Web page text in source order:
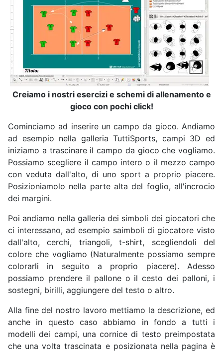
Creiamo i nostri esercizi e schemi di allenamento e
gioco con pochi click!
Cominciamo ad inserire un campo da gioco. Andiamo
ad esempio nella galleria TuttiSports, campi 3D ed
iniziamo a trascinare il campo da gioco che vogliamo.
Possiamo scegliere il campo intero o il mezzo campo
con veduta dall'alto, di uno sport a proprio piacere.
Posizioniamolo nella parte alta del foglio, all'incrocio
dei margini.
Poi andiamo nella galleria dei simboli dei giocatori che
ci interessano, ad esempio saimboli di giocatore visto
dall'alto, cerchi, triangoli, t-shirt, scegliendoli del
colore che vogliamo (Naturalmente possiamo sempre
colorarli in seguito a proprio piacere). Adesso
possiamo prendere il pallone o il cesto dei palloni, i
sostegni, birilli, aggiungere del testo o altro.
Alla fine del nostro lavoro mettiamo la descrizione, ed
anche in questo caso abbiamo in fondo a tutti i
modelli dei campi, una cornice di testo preimpostata
che una volta trascinata e posizionata nella pagina è